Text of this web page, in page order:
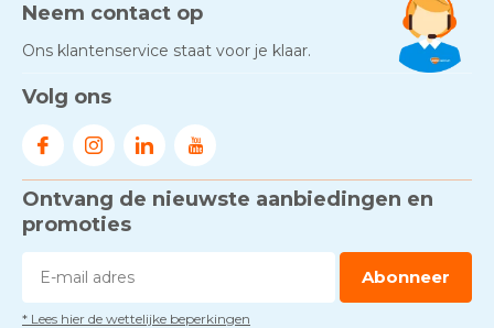
Neem contact op
Ons klantenservice staat voor je klaar.
Volg ons
Ontvang de nieuwste aanbiedingen en
promoties
Abonneer
* Lees hier de wettelijke beperkingen